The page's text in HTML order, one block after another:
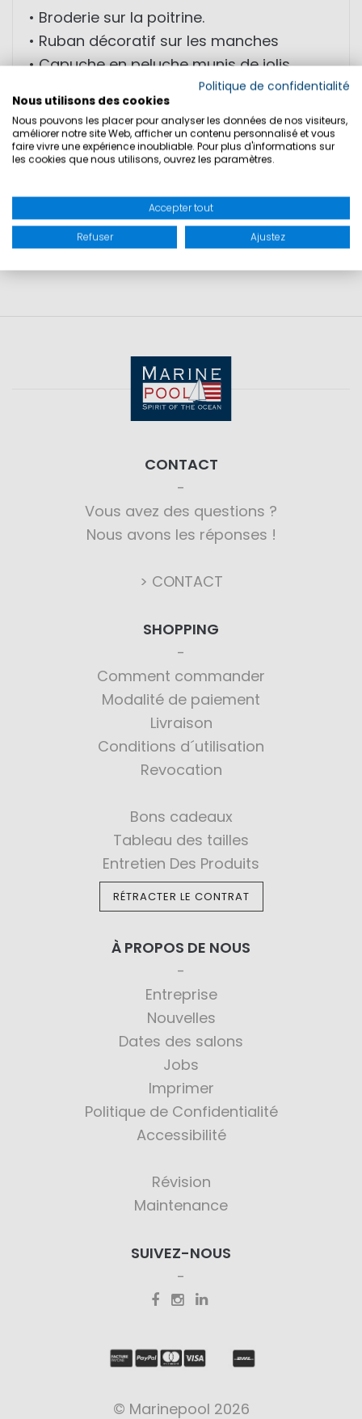
• Broderie sur la poitrine.
• Ruban décoratif sur les manches
• Capuche en peluche munis de jolis
• Sentiment de bien-être
TAILLES
SÉCURITÉ DU PRODUIT
CONTACT
Vous avez des questions ?
Nous avons les réponses !
> CONTACT
SHOPPING
Comment commander
Modalité de paiement
Livraison
Conditions d´utilisation
Revocation
Bons cadeaux
Tableau des tailles
Entretien Des Produits
RÉTRACTER LE CONTRAT
À PROPOS DE NOUS
Entreprise
Nouvelles
Dates des salons
Jobs
Imprimer
Politique de Confidentialité
Accessibilité
Révision
Maintenance
SUIVEZ-NOUS
© Marinepool 2026
Politique de confidentialité
Nous utilisons des cookies
Nous pouvons les placer pour analyser les données de nos visiteurs,
améliorer notre site Web, afficher un contenu personnalisé et vous
faire vivre une expérience inoubliable. Pour plus d'informations sur
les cookies que nous utilisons, ouvrez les paramètres.
Accepter tout
Refuser Ajustez